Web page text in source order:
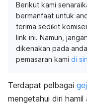
Berikut kami
bermanfaat untuk
terima sedikit
link ini. Namun,
dikenakan pada
pemasaran kami di
Terdapat pelbagai
mengetahui diri